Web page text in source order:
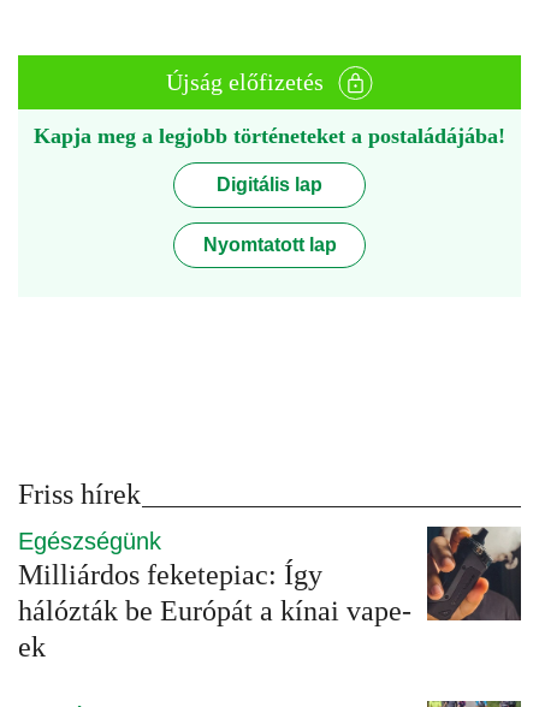
Újság előfizetés
Kapja meg a legjobb történeteket a postaládájába!
Digitális lap
Nyomtatott lap
Friss hírek
Egészségünk
Milliárdos feketepiac: Így
hálózták be Európát a kínai vape-
ek